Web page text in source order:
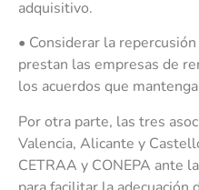
adquisitivo.
• Considerar la
prestan las empresas de
los acuerdos que
Por otra parte, las tres
Valencia, Alicante y
CETRAA y CONEPA ante